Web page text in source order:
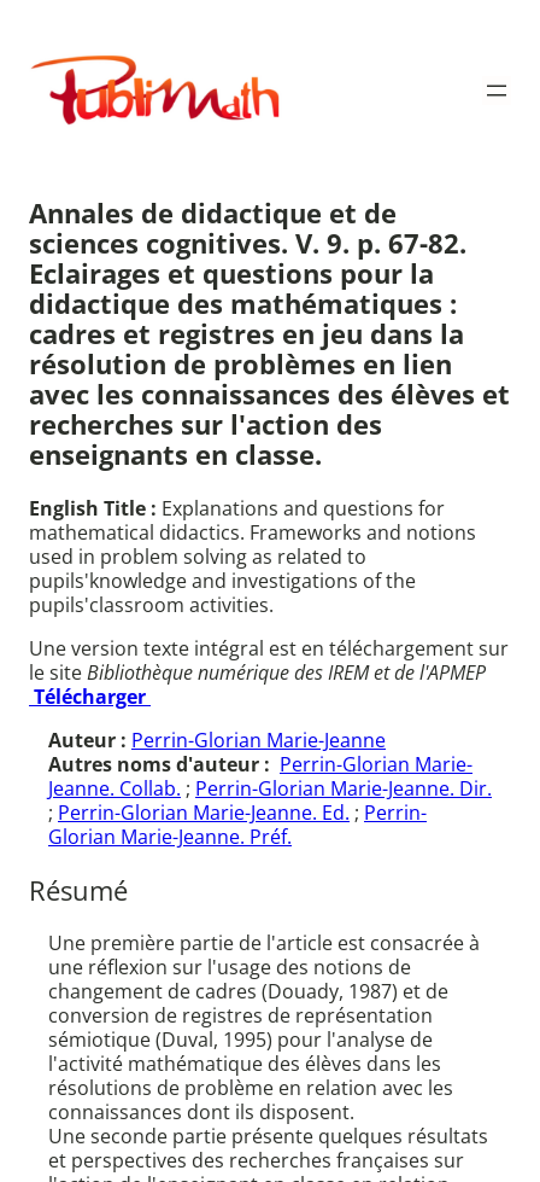
contenu
Publimath
Annales de didactique et de
sciences cognitives. V. 9. p. 67-82.
Eclairages et questions pour la
didactique des mathématiques :
cadres et registres en jeu dans la
résolution de problèmes en lien
avec les connaissances des élèves et
recherches sur l'action des
enseignants en classe.
English Title : Explanations and questions for
mathematical didactics. Frameworks and notions
used in problem solving as related to
pupils'knowledge and investigations of the
pupils'classroom activities.
Une version texte intégral est en téléchargement sur
le siteBibliothèque numérique des IREM et de l'APMEP
Télécharger
Auteur : Perrin-Glorian Marie-Jeanne
Autres noms d'auteur : Perrin-Glorian Marie-
Jeanne. Collab. ; Perrin-Glorian Marie-Jeanne. Dir.
; Perrin-Glorian Marie-Jeanne. Ed. ; Perrin-
Glorian Marie-Jeanne. Préf.
Résumé
Une première partie de l'article est consacrée à
une réflexion sur l'usage des notions de
changement de cadres (Douady, 1987) et de
conversion de registres de représentation
sémiotique (Duval, 1995) pour l'analyse de
l'activité mathématique des élèves dans les
résolutions de problème en relation avec les
connaissances dont ils disposent.
Une seconde partie présente quelques résultats
et perspectives des recherches françaises sur